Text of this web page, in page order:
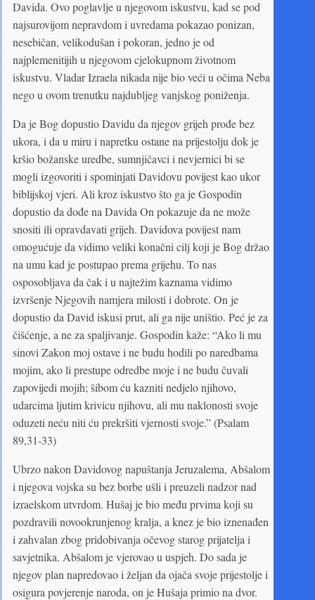
Davida. Ovo poglavlje u njegovom iskustvu, kad se pod
najsurovijom nepravdom i uvredama pokazao ponizan,
nesebičan, velikodušan i pokoran, jedno je od
najplemenitijih u njegovom cjelokupnom životnom
iskustvu. Vladar Izraela nikada nije bio veći u očima Neba
nego u ovom trenutku najdubljeg vanjskog poniženja.
Da je Bog dopustio Davidu da njegov grijeh prođe bez
ukora, i da u miru i napretku ostane na prijestolju dok je
kršio božanske uredbe, sumnjičavci i nevjernici bi se
mogli izgovoriti i spominjati Davidovu povijest kao ukor
biblijskoj vjeri. Ali kroz iskustvo što ga je Gospodin
dopustio da dođe na Davida On pokazuje da ne može
snositi ili opravdavati grijeh. Davidova povijest nam
omogućuje da vidimo veliki konačni cilj koji je Bog držao
na umu kad je postupao prema grijehu. To nas
osposobljava da čak i u najtežim kaznama vidimo
izvršenje Njegovih namjera milosti i dobrote. On je
dopustio da David iskusi prut, ali ga nije uništio. Peć je za
čišćenje, a ne za spaljivanje. Gospodin kaže: “Ako li mu
sinovi Zakon moj ostave i ne budu hodili po naredbama
mojim, ako li prestupe odredbe moje i ne budu čuvali
zapovijedi mojih; šibom ću kazniti nedjelo njihovo,
udarcima ljutim krivicu njihovu, ali mu naklonosti svoje
oduzeti neću niti ću prekršiti vjernosti svoje.” (Psalam
89,31-33)
Ubrzo nakon Davidovog napuštanja Jeruzalema, Abšalom
i njegova vojska su bez borbe ušli i preuzeli nadzor nad
izraelskom utvrdom. Hušaj je bio među prvima koji su
pozdravili novookrunjenog kralja, a knez je bio iznenađen
i zahvalan zbog pridobivanja očevog starog prijatelja i
savjetnika. Abšalom je vjerovao u uspjeh. Do sada je
njegov plan napredovao i željan da ojača svoje prijestolje i
osigura povjerenje naroda, on je Hušaja primio na dvor.